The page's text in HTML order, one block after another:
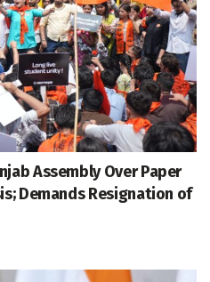
Assembly Over Paper
Demands Resignation of